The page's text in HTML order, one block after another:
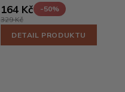
164 Kč
-50%
329 Kč
DETAIL PRODUKTU